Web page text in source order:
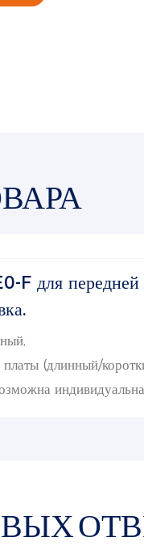
F для передней
(длинный/